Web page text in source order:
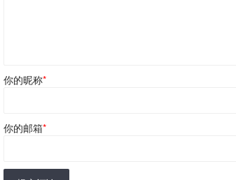
你的昵称*
你的邮箱*